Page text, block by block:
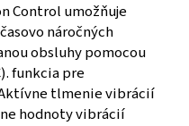
Control umožňuje
náročných
obsluhy pomocou
funkcia pre
tlmenie vibrácií
hodnoty vibrácií